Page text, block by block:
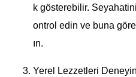
k gösterebilir.
ontrol edin ve buna
ın.
Yerel Lezzetleri